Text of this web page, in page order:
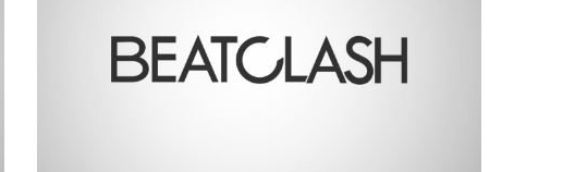
Gamification